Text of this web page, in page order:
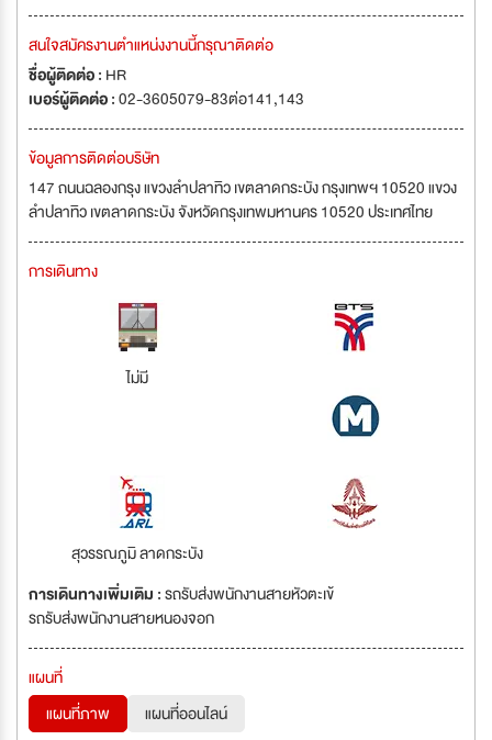
สนใจสมัครงานตำแหน่งงานนี้กรุณาติดต่อ
ชื่อผู้ติดต่อ : HR
เบอร์ผู้ติดต่อ :02-3605079-83ต่อ141,143
ข้อมูลการติดต่อบริษัท
147 ถนนฉลองกรุง แขวงลำปลาทิว เขตลาดกระบัง กรุงเทพฯ 10520 แขวง
ลำปลาทิว เขตลาดกระบัง จังหวัดกรุงเทพมหานคร 10520 ประเทศไทย
การเดินทาง
ไม่มี
สุวรรณภูมิ ลาดกระบัง
การเดินทางเพิ่มเติม :รถรับส่งพนักงานสายหัวตะเข้
รถรับส่งพนักงานสายหนองจอก
แผนที่
แผนที่ภาพ
แผนที่ออนไลน์